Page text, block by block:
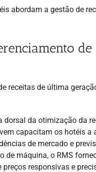
abordam a gestão de
receitas de última
dorsal da otimização da
capacitam os hotéis
de mercado e
de máquina, o RMS
responsivas e